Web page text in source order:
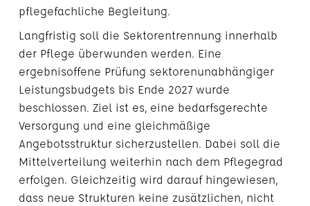
pflegefachliche Begleitung.
Langfristig soll die Sektorentrennung innerhalb
der Pflege überwunden werden. Eine
ergebnisoffene Prüfung sektorenunabhängiger
Leistungsbudgets bis Ende 2027 wurde
beschlossen. Ziel ist es, eine bedarfsgerechte
Versorgung und eine gleichmäßige
Angebotsstruktur sicherzustellen. Dabei soll die
Mittelverteilung weiterhin nach dem Pflegegrad
erfolgen. Gleichzeitig wird darauf hingewiesen,
dass neue Strukturen keine zusätzlichen, nicht